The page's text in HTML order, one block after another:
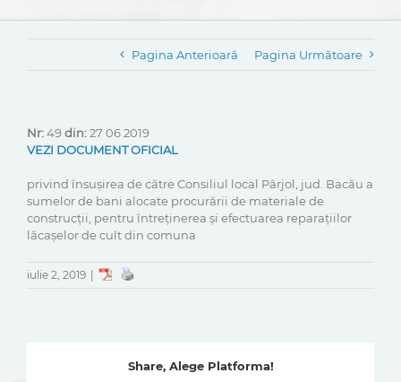
Pagina Anterioară Pagina Următoare
Nr:49din:27 06 2019
VEZI DOCUMENT OFICIAL
privind însușirea de către Consiliul local Pârjol, jud. Bacău a
sumelor de bani alocate procurării de materiale de
construcții, pentru întreținerea și efectuarea reparațiilor
lăcașelor de cult din comuna
iulie 2, 2019
Share, Alege Platforma!